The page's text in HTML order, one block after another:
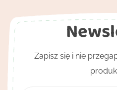
Zapisz się i nie